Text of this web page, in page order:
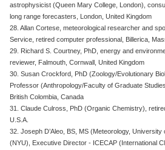
astrophysicist (Queen Mary College, London),
long range forecasters, London, United Kingdom
28. Allan Cortese, meteorological researcher and
Service, retired computer professional, Billerica,
29. Richard S. Courtney, PhD, energy and
reviewer, Falmouth, Cornwall, United Kingdom
30. Susan Crockford, PhD (Zoology/Evolutionary
Professor (Anthropology/Faculty of Graduate
British Colombia, Canada
31. Claude Culross, PhD (Organic Chemistry),
U.S.A.
32. Joseph D’Aleo, BS, MS (Meteorology,
(NYU), Executive Director - ICECAP (International